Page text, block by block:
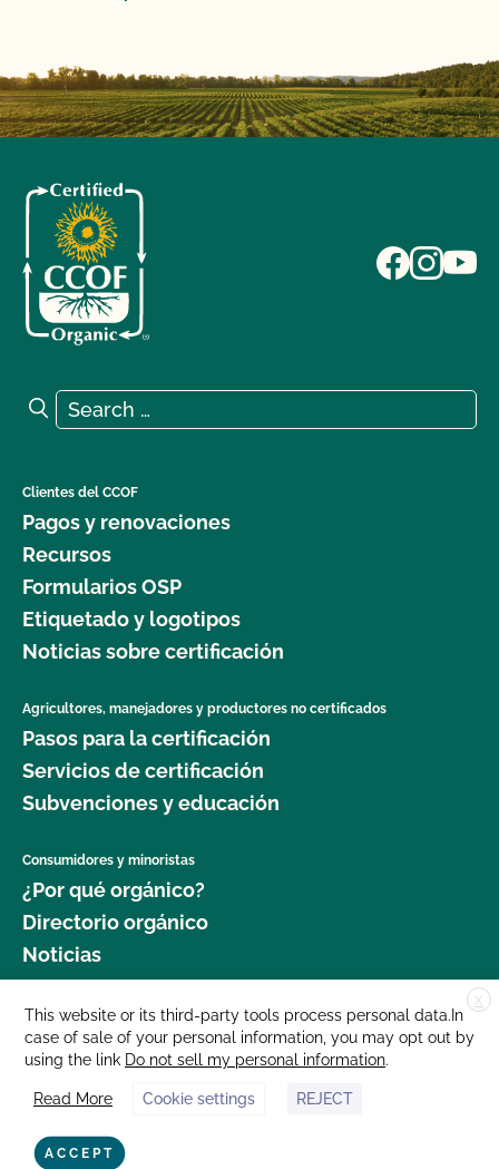
Search for:
Search
Clientes del CCOF
Pagos y renovaciones
Recursos
Formularios OSP
Etiquetado y logotipos
Noticias sobre certificación
Agricultores, manejadores y productores no certificados
Pasos para la certificación
Servicios de certificación
Subvenciones y educación
Consumidores y minoristas
¿Por qué orgánico?
Directorio orgánico
Noticias
Donar
Carreras profesionales
Sala de prensa
Contáctenos
877 Cedar Street, Suite 248, Santa Cruz, CA 95060 © 2025 CCOF.org
X
This website or its third-party tools process personal data.In
case of sale of your personal information, you may opt out by
using the link Do not sell my personal information.
Read More Cookie settings REJECT
ACCEPT